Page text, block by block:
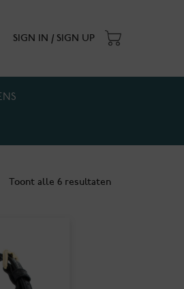
SIGN IN / SIGN UP
Toont alle 6 resultaten